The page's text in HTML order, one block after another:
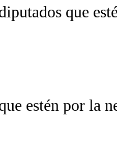
que
estén por la